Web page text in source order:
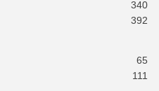
340
392
65
111